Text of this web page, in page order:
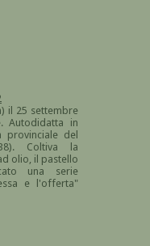
il 25 settembre
Autodidatta in
provinciale del
Coltiva la
olio, il pastello
una serie
e l'offerta"